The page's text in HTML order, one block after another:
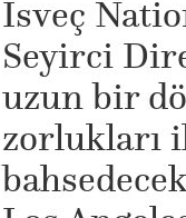
İsveç
Seyirci
uzun bir
zorlukları